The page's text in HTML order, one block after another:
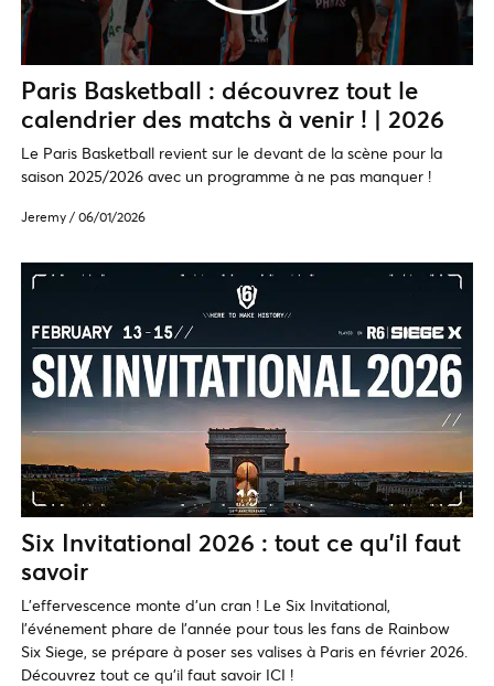
Paris Basketball : découvrez tout le
calendrier des matchs à venir ! | 2026
Le Paris Basketball revient sur le devant de la scène pour la
saison 2025/2026 avec un programme à ne pas manquer !
Jeremy / 06/01/2026
Six Invitational 2026 : tout ce qu’il faut
savoir
L'effervescence monte d'un cran ! Le Six Invitational,
l'événement phare de l'année pour tous les fans de Rainbow
Six Siege, se prépare à poser ses valises à Paris en février 2026.
Découvrez tout ce qu'il faut savoir ICI !